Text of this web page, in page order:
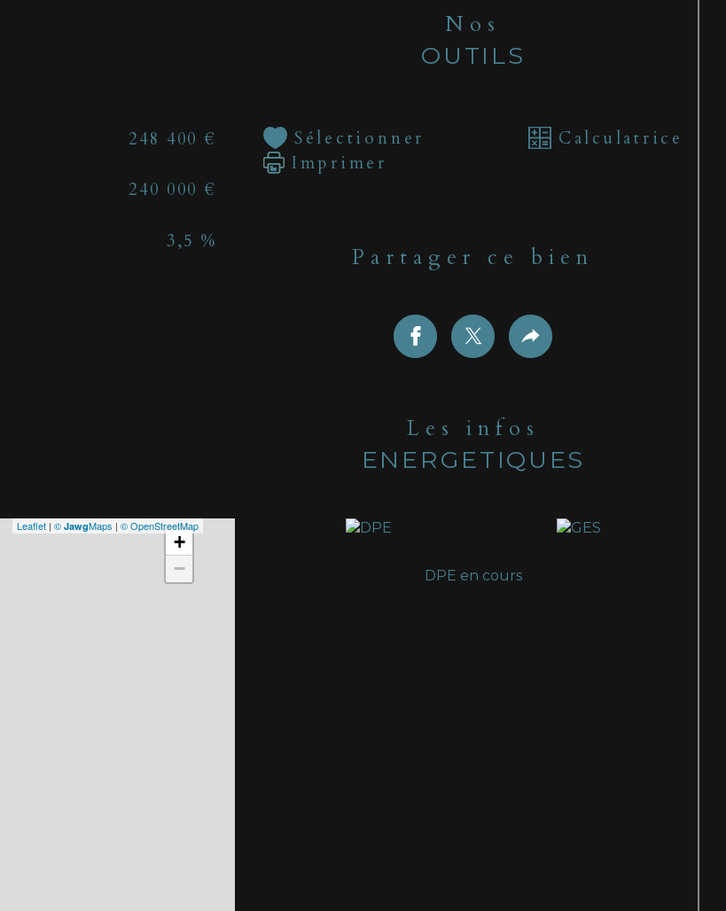
248 400 €
240 000 €
3,5 %
Nos
OUTILS
Sélectionner
Calculatrice
Imprimer
Partager ce bien
+
−
Leaflet| © JawgMaps | © OpenStreetMap
Les infos
ENERGETIQUES
DPE en cours